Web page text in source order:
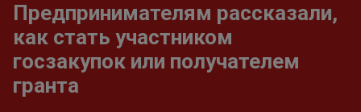
Предпринимателям рассказали,
как стать участником
госзакупок или получателем
гранта